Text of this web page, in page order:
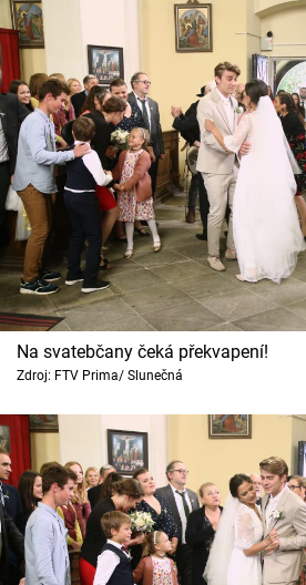
Na svatebčany čeká překvapení!
Zdroj: FTV Prima/ Slunečná